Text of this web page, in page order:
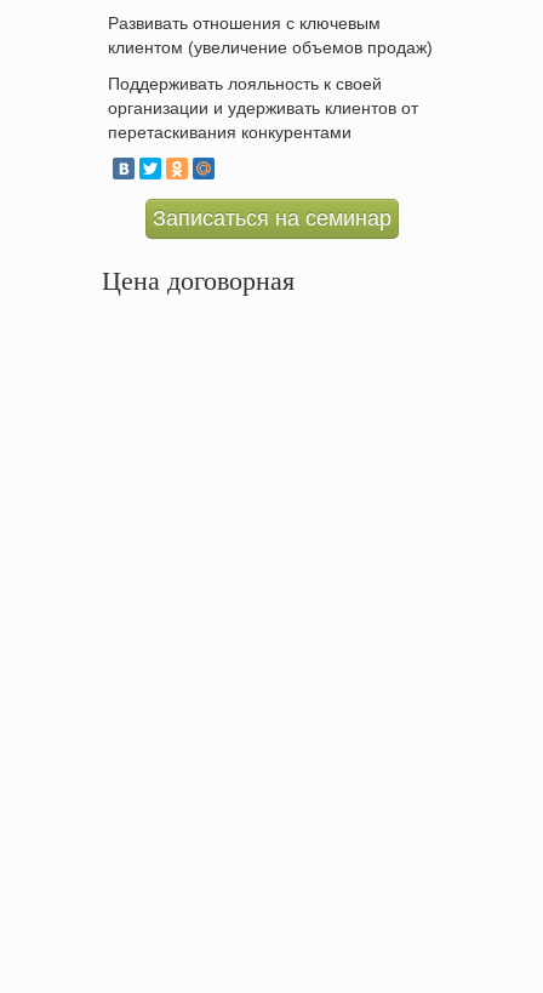
Развивать отношения с ключевым
клиентом (увеличение объемов продаж)
Поддерживать лояльность к своей
организации и удерживать клиентов от
перетаскивания конкурентами
Записаться на семинар
Цена договорная